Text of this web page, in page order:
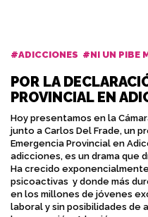
#ADICCIONES #NI UN PIBE
POR LA
PROVINCIAL EN
Hoy presentamos en la
junto a Carlos Del Frade, un
Emergencia Provincial en
adicciones, es un drama que
Ha crecido
psicoactivas y donde más
en los millones de jóvenes
laboral y sin posibilidades de